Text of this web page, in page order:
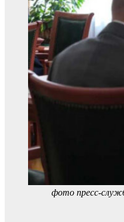
фото пресс-